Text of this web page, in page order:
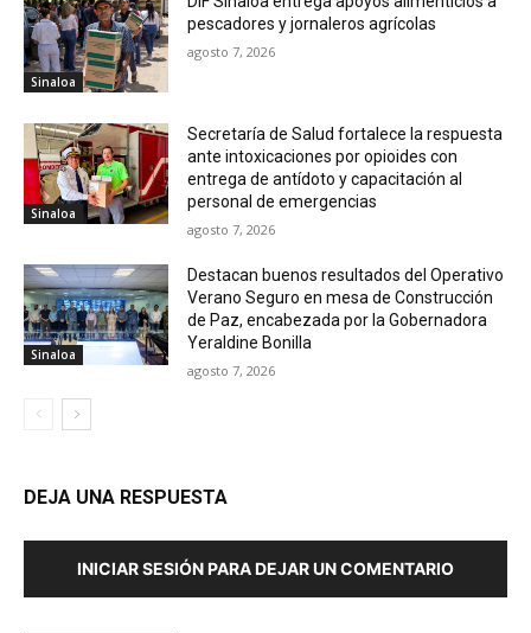
Sinaloa
pescadores y jornaleros agrícolas
agosto 7, 2026
Sinaloa
Secretaría de Salud fortalece la respuesta
ante intoxicaciones por opioides con
entrega de antídoto y capacitación al
personal de emergencias
agosto 7, 2026
Sinaloa
Destacan buenos resultados del Operativo
Verano Seguro en mesa de Construcción
de Paz, encabezada por la Gobernadora
Yeraldine Bonilla
agosto 7, 2026
DEJA UNA RESPUESTA
INICIAR SESIÓN PARA DEJAR UN COMENTARIO